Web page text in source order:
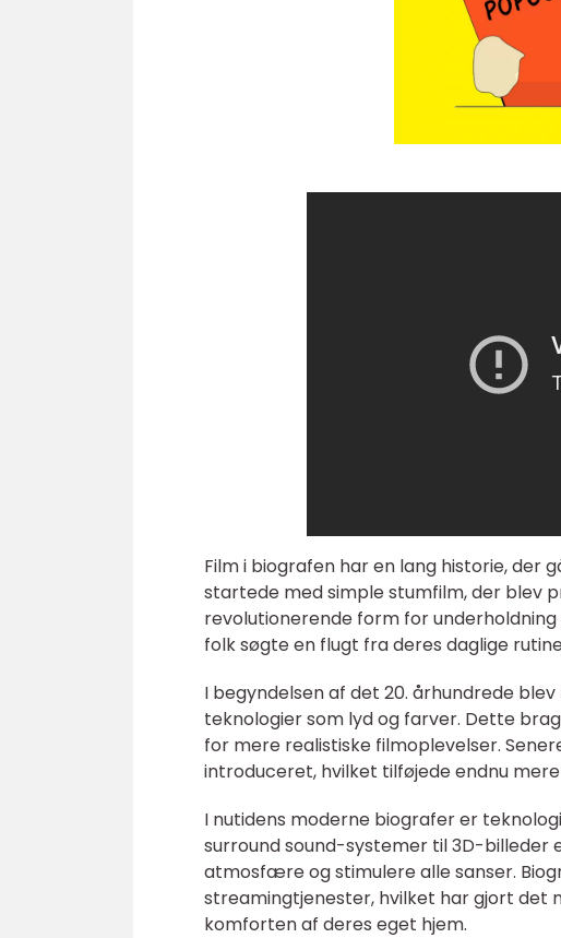
Film i biografen har en lang historie, der
startede med simple stumfilm, der blev
revolutionerende form for
folk søgte en flugt fra deres daglige
I begyndelsen af det 20. århundrede
teknologier som lyd og farver. Dette
for mere realistiske filmoplevelser.
introduceret, hvilket tilføjede endnu
I nutidens moderne biografer er
surround sound-systemer til 3D-billeder
atmosfære og stimulere alle sanser.
streamingtjenester, hvilket har gjort
komforten af deres eget hjem.